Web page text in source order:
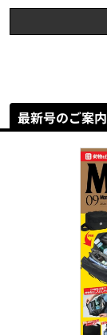
最新号のご案内